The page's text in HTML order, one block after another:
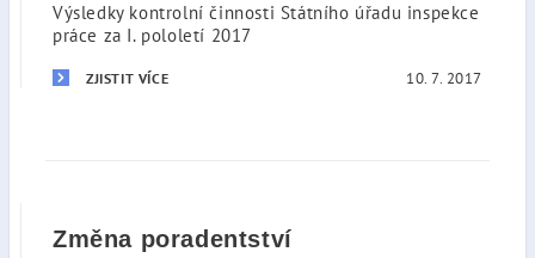
Výsledky kontrolní činnosti Státního úřadu inspekce
práce za I. pololetí 2017
ZJISTIT VÍCE 10. 7. 2017
Změna poradentství